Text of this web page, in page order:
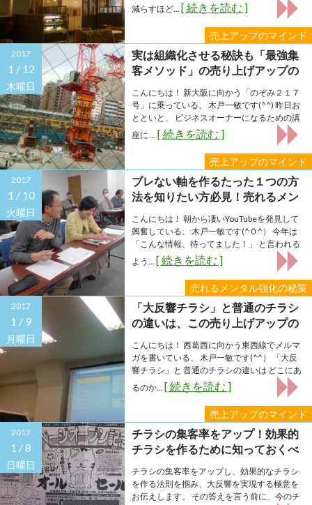
売上アップのマインド
減らすほど... [ 続きを読む ]
2017
1 / 12
木曜日
売上アップのマインド
実は組織化させる秘訣も「最強集
客メソッド」の売り上げアップの
マインドに備わっていた！
こんにちは！ 新大阪に向かう「のぞみ２１７
号」に乗っている、 木戸一敏です(^^) 昨日お
とといと、 ビジネスオーナーになるための講
座に ... [ 続きを読む ]
2017
1 / 10
火曜日
売れるメンタル強化の秘策
ブレない軸を作るたった１つの方
法を知りたい方必見！売れるメン
タル強化の秘策大公開！
こんにちは！ 朝から凄いYouTubeを発見して
興奮している、 木戸一敏です(^０^） 今年は
「こんな情報、待ってました！」 と言われる
よう... [ 続きを読む ]
2017
1 / 9
月曜日
売上アップのマインド
「大反響チラシ」と普通のチラシ
の違いは、この売り上げアップの
マインドにある！
こんにちは！ 西葛西に向かう東西線でメルマ
ガを書いている、 木戸一敏です(^^） 「大反
響チラシ」と 普通のチラシの違いは どこにあ
るのか... [ 続きを読む ]
2017
1 /8
日曜日
チラシの集客率をアップ！効果的
チラシを作るために知っておくべ
き５つの間違いとは？
チラシの集客率をアップし、効果的なチラシ
を作る法則を掴み、大反響を実現する極意を
お伝えします。 その答えを言う前に、今のチ